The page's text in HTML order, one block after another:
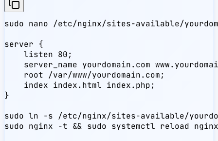
sudo nano /etc/nginx/sites-available/
server {
    listen 80;
server_name yourdomain.com
    root /var/www/yourdomain.com;
    index index.html index.php;
}
sudo ln -s /etc/nginx/sites-available/
sudo nginx -t && sudo systemctl reload nginx